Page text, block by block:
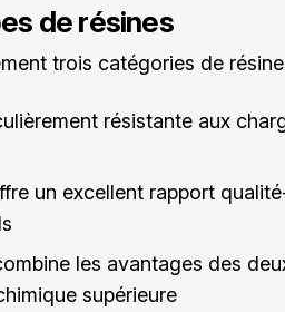
de résines
trois catégories de
résistante aux
un excellent rapport
les avantages des
supérieure